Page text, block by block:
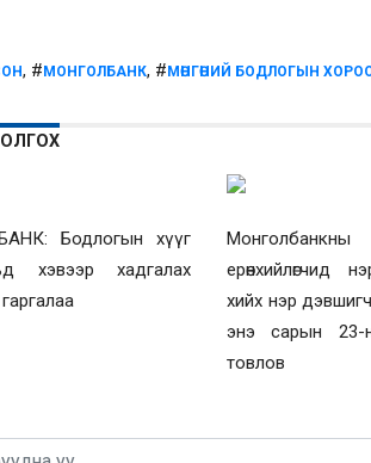
, # МОНГОЛБАНК, # МӨНГӨНИЙ БОДЛОГЫН
Бодлогын хүүг
хэвээр хадгалах
ерөнхийлөгчид
хийх нэр
энэ сарын 23-
товлов